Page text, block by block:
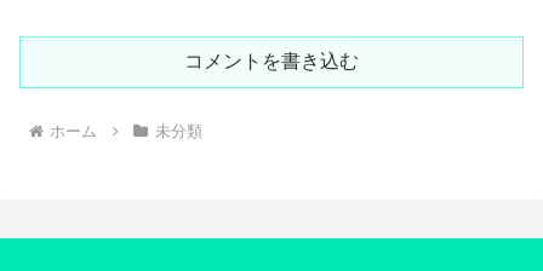
コメントを書き込む
ホーム 未分類